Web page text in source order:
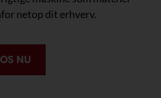
netop dit erhverv.
NU